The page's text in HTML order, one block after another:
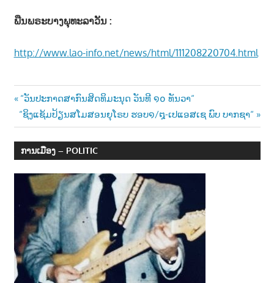
ພືນພຣະບາງພຸທະລາວັນ :
http://www.lao-info.net/news/html/111208220704.html
Post
navigation
Previous
Post:
“ວັນປະກາດສາກົນສິດທິມະນຸດ ວັນທີ ໑໐ ທັນວາ“
Next
Post:
“ຊິງແຊ້ມປ້ຽນສໂມສອນຍຸໂຣບ ຮອບ໑/໘-ເປແອສເຊ ພົບ ບາກຊາ“
ການເມືອງ – POLITIC